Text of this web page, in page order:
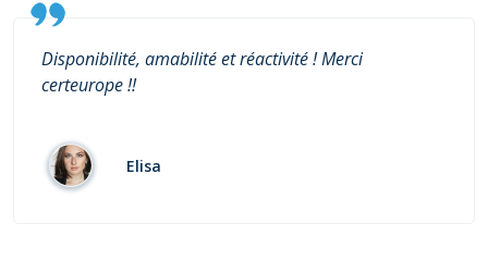
Disponibilité, amabilité et réactivité ! Merci
certeurope !!
Elisa